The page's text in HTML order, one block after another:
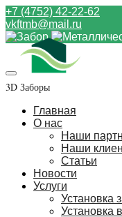
+7 (4752) 42-22-62
vkftmb@mail.ru
3D Заборы
Главная
О нас
Наши
Наши
Статьи
Новости
Услуги
Установка
Установка